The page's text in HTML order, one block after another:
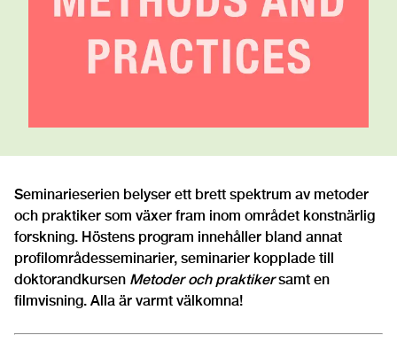
Seminarieserien belyser ett brett spektrum av metoder
och praktiker som växer fram inom området konstnärlig
forskning. Höstens program innehåller bland annat
profilområdesseminarier, seminarier kopplade till
doktorandkursen Metoder och praktikersamt en
filmvisning. Alla är varmt välkomna!